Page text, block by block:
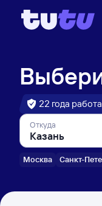
22 года
Откуда
Москва Санкт-